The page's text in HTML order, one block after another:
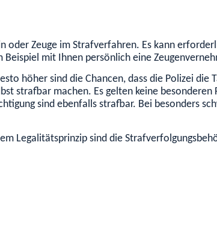
oder Zeuge im Strafverfahren. Es kann
mit Ihnen persönlich eine
höher sind die Chancen, dass die Polizei die
strafbar machen. Es gelten keine
sind ebenfalls strafbar. Bei besonders
Legalitätsprinzip sind die